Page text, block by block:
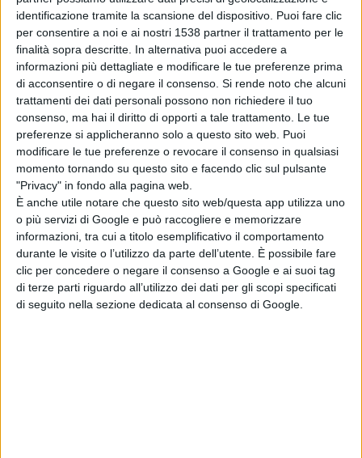
identificazione tramite la scansione del dispositivo. Puoi fare clic
per consentire a noi e ai nostri 1538 partner il trattamento per le
finalità sopra descritte. In alternativa puoi accedere a
informazioni più dettagliate e modificare le tue preferenze prima
di acconsentire o di negare il consenso. Si rende noto che alcuni
trattamenti dei dati personali possono non richiedere il tuo
consenso, ma hai il diritto di opporti a tale trattamento. Le tue
preferenze si applicheranno solo a questo sito web. Puoi
modificare le tue preferenze o revocare il consenso in qualsiasi
momento tornando su questo sito e facendo clic sul pulsante
"Privacy" in fondo alla pagina web.
È anche utile notare che questo sito web/questa app utilizza uno
o più servizi di Google e può raccogliere e memorizzare
informazioni, tra cui a titolo esemplificativo il comportamento
durante le visite o l’utilizzo da parte dell’utente. È possibile fare
clic per concedere o negare il consenso a Google e ai suoi tag
di terze parti riguardo all’utilizzo dei dati per gli scopi specificati
di seguito nella sezione dedicata al consenso di Google.
Arrivano gli automezzi 'TrasportAbile'